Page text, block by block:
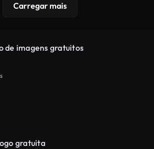
Carregar mais
de imagens gratuitos
gratuita